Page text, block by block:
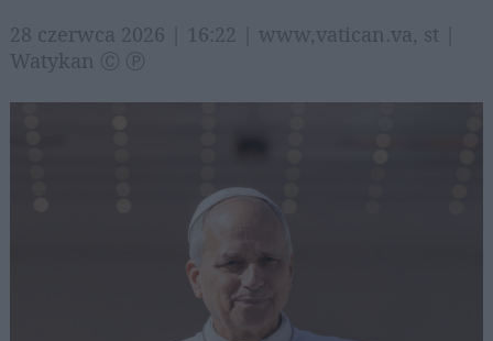
28 czerwca 2026 | 16:22 | www,vatican.va, st |
Watykan Ⓒ Ⓟ